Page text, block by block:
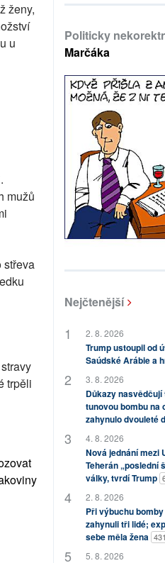
ženy,
u
mužů
střeva
trpěli
Politicky
Marčáka
Nejčtenější
2. 8. 2026
Trump ustoupil od
Saúdské Arábie a
3. 8. 2026
Důkazy
tunovou bombu na
zahynulo dvouleté
4. 8. 2026
Nová jednání mezi
Teherán „poslední
války, tvrdí Trump
2. 8. 2026
Při výbuchu
zahynuli tři lidé;
sebe měla žena
5. 8. 2026